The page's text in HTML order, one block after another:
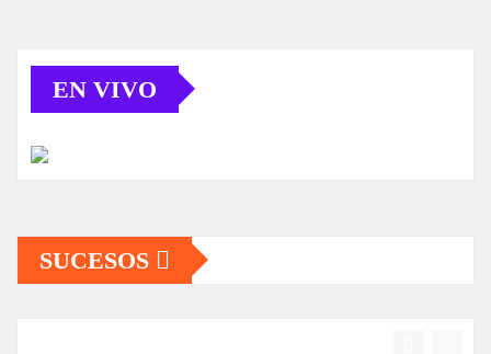
EN VIVO
SUCESOS